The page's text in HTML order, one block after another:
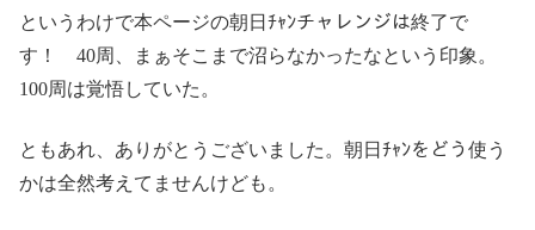
というわけで本ページの朝日ﾁｬﾝチャレンジは終了で
す！ 40周、まぁそこまで沼らなかったなという印象。
100周は覚悟していた。
ともあれ、ありがとうございました。朝日ﾁｬﾝをどう使う
かは全然考えてませんけども。